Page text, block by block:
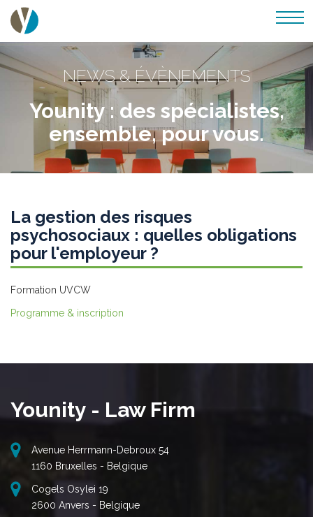
NEWS & ÉVÈNEMENTS
Younity : des spécialistes,
ensemble, pour vous.
La gestion des risques
psychosociaux : quelles obligations
pour l'employeur ?
Formation UVCW
Programme & inscription
Younity - Law Firm
Avenue Herrmann-Debroux 54
1160 Bruxelles - Belgique
Cogels Osylei 19
2600 Anvers - Belgique